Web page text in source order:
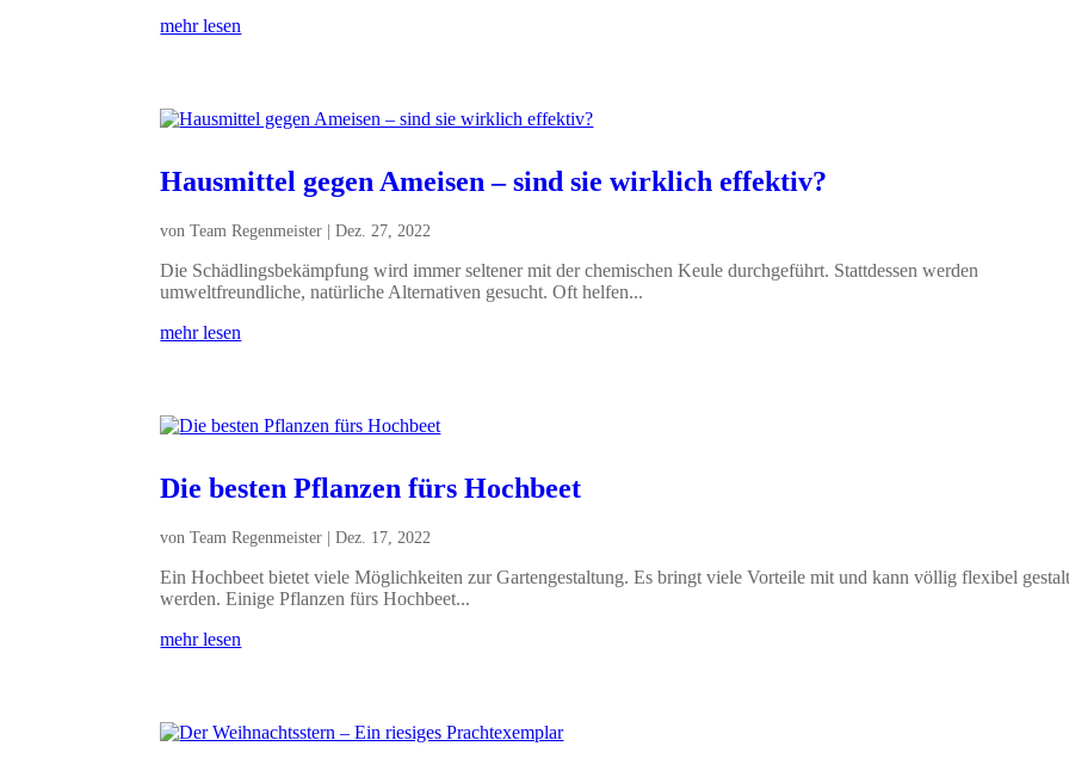
mehr lesen
Hausmittel gegen Ameisen – sind sie wirklich effektiv?
vonTeam Regenmeister |Dez. 27, 2022
Die Schädlingsbekämpfung wird immer seltener mit der chemischen Keule durchgeführt. Stattdessen werden
umweltfreundliche, natürliche Alternativen gesucht. Oft helfen...
mehr lesen
Die besten Pflanzen fürs Hochbeet
vonTeam Regenmeister |Dez. 17, 2022
Ein Hochbeet bietet viele Möglichkeiten zur Gartengestaltung. Es bringt viele Vorteile mit und kann völlig flexibel
werden. Einige Pflanzen fürs Hochbeet...
mehr lesen